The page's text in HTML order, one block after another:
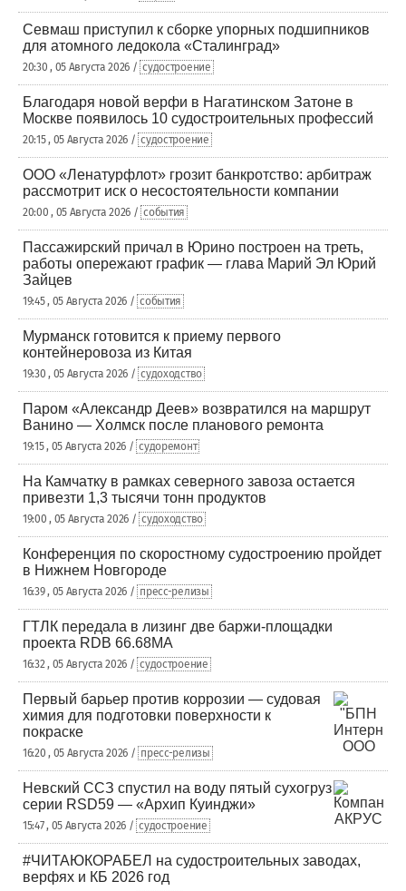
Севмаш приступил к сборке упорных подшипников
для атомного ледокола «Сталинград»
20:30 , 05 Августа 2026 / судостроение
Благодаря новой верфи в Нагатинском Затоне в
Москве появилось 10 судостроительных профессий
20:15 , 05 Августа 2026 / судостроение
ООО «Ленатурфлот» грозит банкротство: арбитраж
рассмотрит иск о несостоятельности компании
20:00 , 05 Августа 2026 / события
Пассажирский причал в Юрино построен на треть,
работы опережают график — глава Марий Эл Юрий
Зайцев
19:45 , 05 Августа 2026 / события
Мурманск готовится к приему первого
контейнеровоза из Китая
19:30 , 05 Августа 2026 / судоходство
Паром «Александр Деев» возвратился на маршрут
Ванино — Холмск после планового ремонта
19:15 , 05 Августа 2026 / судоремонт
На Камчатку в рамках северного завоза остается
привезти 1,3 тысячи тонн продуктов
19:00 , 05 Августа 2026 / судоходство
Конференция по скоростному судостроению пройдет
в Нижнем Новгороде
16:39 , 05 Августа 2026 / пресс-релизы
ГТЛК передала в лизинг две баржи-площадки
проекта RDB 66.68МА
16:32 , 05 Августа 2026 / судостроение
Первый барьер против коррозии — судовая
химия для подготовки поверхности к
покраске
16:20 , 05 Августа 2026 / пресс-релизы
Невский ССЗ спустил на воду пятый сухогруз
серии RSD59 — «Архип Куинджи»
15:47 , 05 Августа 2026 / судостроение
#ЧИТАЮКОРАБЕЛ на судостроительных заводах,
верфях и КБ 2026 год